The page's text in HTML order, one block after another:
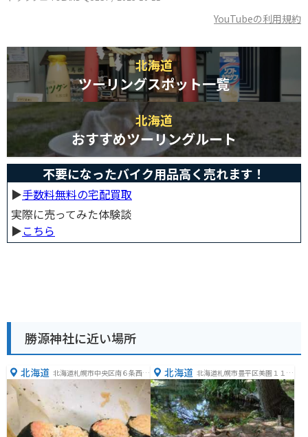
YouTubeの利用規約
北海道
ツーリングスポット一覧
北海道
おすすめツーリングルート
不要になったバイク用品高く売れます！
▶︎手数料無料の宅配買取
実際に売ってみた体験談
▶︎こちら
勝源神社に近い場所
北海道 北海道札幌市中央区南６条西４
北海道 北海道札幌市豊平区美園１１条
８丁目１